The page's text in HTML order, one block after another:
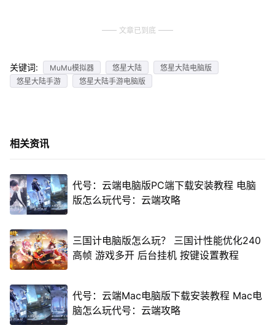
文章已到底
关键词: MuMu模拟器 悠星大陆
悠星大陆电脑版
悠星大陆手游
悠星大陆手游电脑版
相关资讯
代号：云端电脑版PC端下载安装教程 电脑
版怎么玩代号：云端攻略
三国计电脑版怎么玩？ 三国计性能优化240
高帧 游戏多开 后台挂机 按键设置教程
代号：云端Mac电脑版下载安装教程 Mac电
脑怎么玩代号：云端攻略